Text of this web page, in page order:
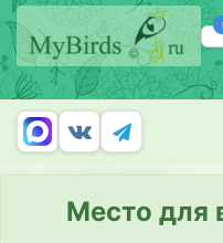
Место для